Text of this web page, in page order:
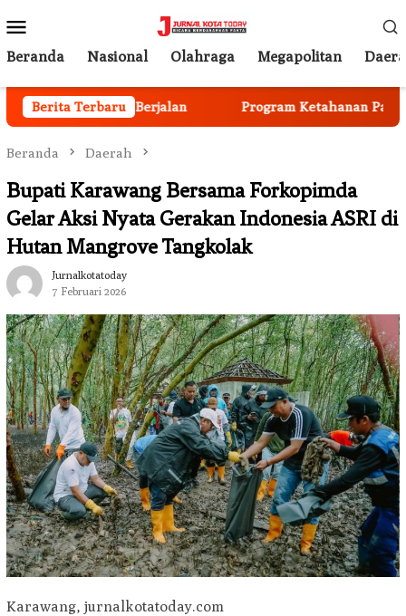
ke
kontenMobile
Beranda Nasional Olahraga Megapolitan
Berita Terbaru
Mulai Berjalan Program Ketahanan Pangan
Beranda Daerah
Bupati Karawang Bersama Forkopimda
Gelar Aksi Nyata Gerakan Indonesia ASRI di
Hutan Mangrove Tangkolak
Jurnalkotatoday
7 Februari 2026
Karawang, jurnalkotatoday.com